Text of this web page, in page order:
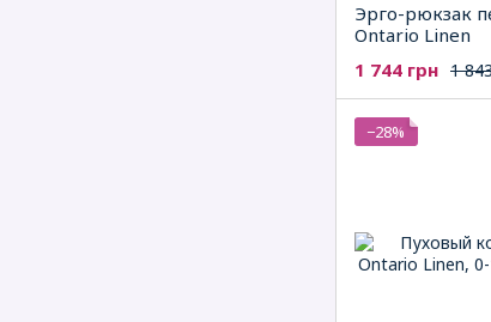
Эрго-рюкзак
Ontario Linen
1
1 744 грн
−28%